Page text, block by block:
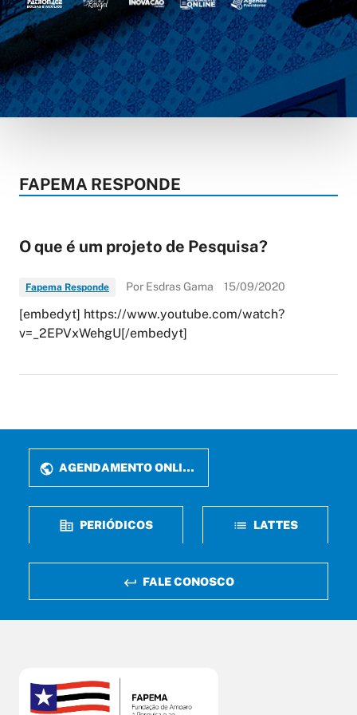
FAPEMA RESPONDE
O que é um projeto de Pesquisa?
Fapema Responde Por Esdras Gama 15/09/2020
[embedyt] https://www.youtube.com/watch?
v=_2EPVxWehgU[/embedyt]
AGENDAMENTO ONLINE
PERIÓDICOS LATTES
FALE CONOSCO